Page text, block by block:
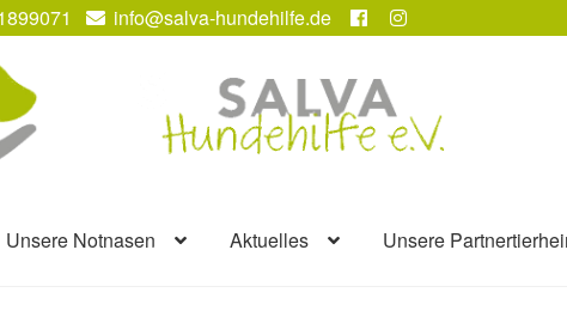
info@salva-hundehilfe.de
Unsere Notnasen Aktuelles Unsere